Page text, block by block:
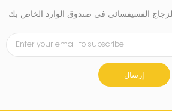
إرسال